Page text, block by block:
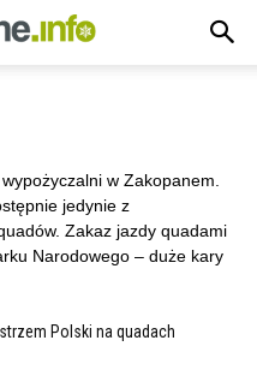
w Zakopanem.
jedynie z
Zakaz jazdy quadami
Narodowego – duże kary
Polski na quadach